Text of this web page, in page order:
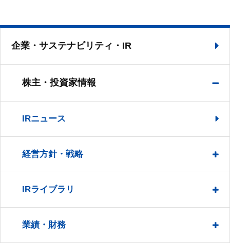
企業・サステナビリティ・IR
株主・投資家情報
IRニュース
経営方針・戦略
IRライブラリ
業績・財務